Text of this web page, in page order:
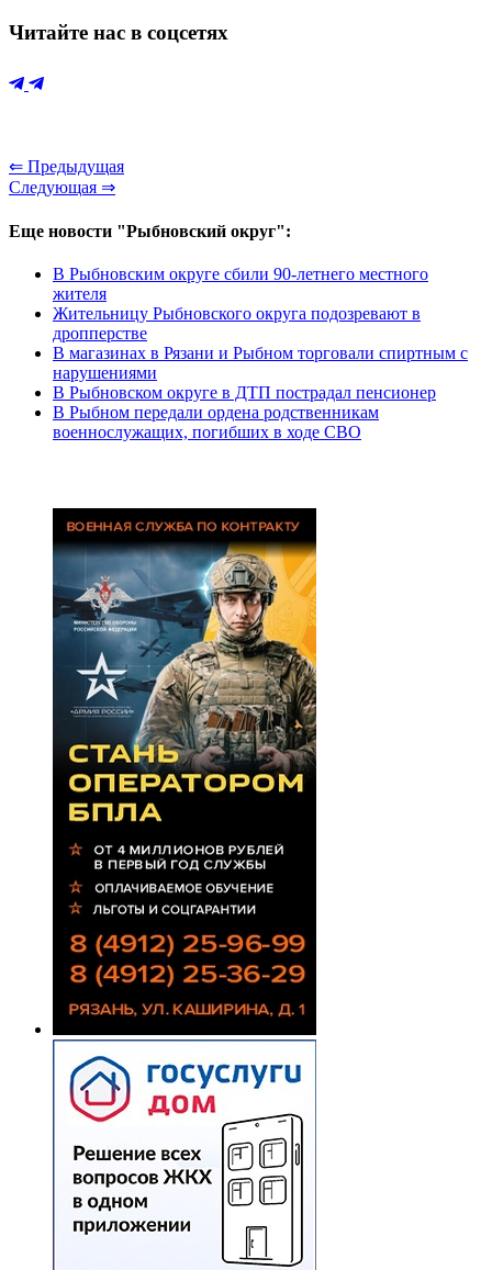
Читайте нас в соцсетях
⇐ Предыдущая
Следующая ⇒
Еще новости "Рыбновский округ":
В Рыбновским округе сбили 90-летнего местного
жителя
Жительницу Рыбновского округа подозревают в
дропперстве
В магазинах в Рязани и Рыбном торговали спиртным с
нарушениями
В Рыбновском округе в ДТП пострадал пенсионер
В Рыбном передали ордена родственникам
военнослужащих, погибших в ходе СВО